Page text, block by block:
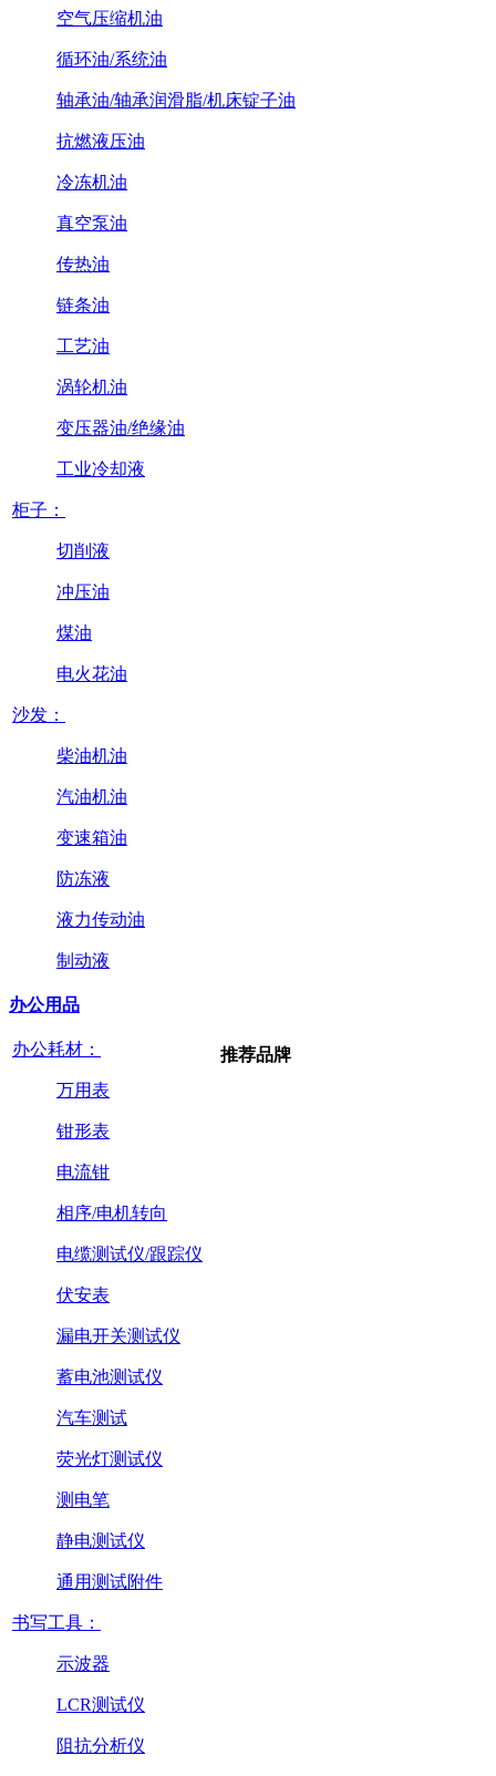
空气压缩机油
循环油/系统油
轴承油/轴承润滑脂/机床锭子油
抗燃液压油
冷冻机油
真空泵油
传热油
链条油
工艺油
涡轮机油
变压器油/绝缘油
工业冷却液
柜子：
切削液
冲压油
煤油
电火花油
沙发：
柴油机油
汽油机油
变速箱油
防冻液
液力传动油
制动液
办公用品
办公耗材：
万用表
钳形表
电流钳
相序/电机转向
电缆测试仪/跟踪仪
伏安表
漏电开关测试仪
蓄电池测试仪
汽车测试
荧光灯测试仪
测电笔
静电测试仪
通用测试附件
书写工具：
示波器
LCR测试仪
阻抗分析仪
推荐品牌